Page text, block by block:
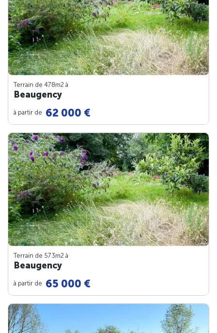
Terrain de 478m2 à
Beaugency
à partir de 62 000 €
Terrain de 573m2 à
Beaugency
à partir de 65 000 €